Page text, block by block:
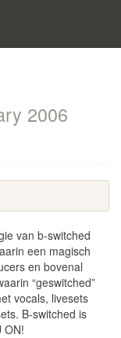
2006
van b-switched
een magisch
en bovenal
“geswitched”
vocals, livesets
B-switched is
ON!